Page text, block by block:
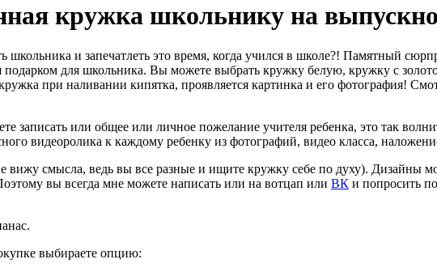
кружка школьнику на
и запечатлеть это время, когда учился в школе?! Памятный
для школьника. Вы можете выбрать кружку белую, кружку с
при наливании кипятка, проявляется картинка и его фотография!
записать или общее или личное пожелание учителя ребенка, это так
видеоролика к каждому ребенку из фотографий, видео класса,
смысла, ведь вы все разные и ищите кружку себе по духу). Дизайны
вы всегда мне можете написать или на вотцап или ВК и попросить
выбираете опцию: